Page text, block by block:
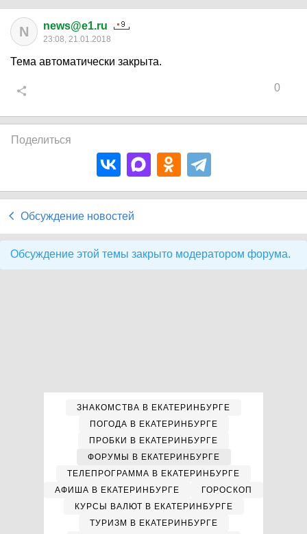
N news@e1.ru
23:08, 21.01.2018
Тема автоматически закрыта.
0
Поделиться
Обсуждение новостей
Обсуждение этой темы закрыто модератором форума.
ЗНАКОМСТВА В ЕКАТЕРИНБУРГЕ
ПОГОДА В ЕКАТЕРИНБУРГЕ
ПРОБКИ В ЕКАТЕРИНБУРГЕ
ФОРУМЫ В ЕКАТЕРИНБУРГЕ
ТЕЛЕПРОГРАММА В ЕКАТЕРИНБУРГЕ
АФИША В ЕКАТЕРИНБУРГЕ
ГОРОСКОП
КУРСЫ ВАЛЮТ В ЕКАТЕРИНБУРГЕ
ТУРИЗМ В ЕКАТЕРИНБУРГЕ